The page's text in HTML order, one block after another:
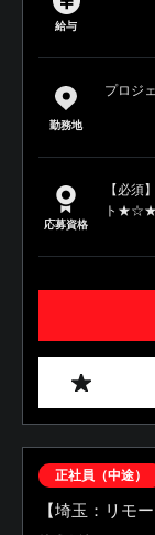
給与
勤務地
プロジ
応募資格
【必
ト
正社員（中途）
【埼玉：リモ